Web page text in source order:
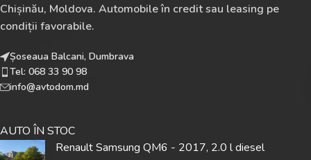
Chișinău, Moldova. Automobile în credit sau leasing pe
condiții favorabile.
Șoseaua Balcani, Dumbrava
Tel: 068 33 90 98
info@avtodom.md
AUTO ÎN STOC
Renault Samsung QM6 - 2017, 2.0 l diesel